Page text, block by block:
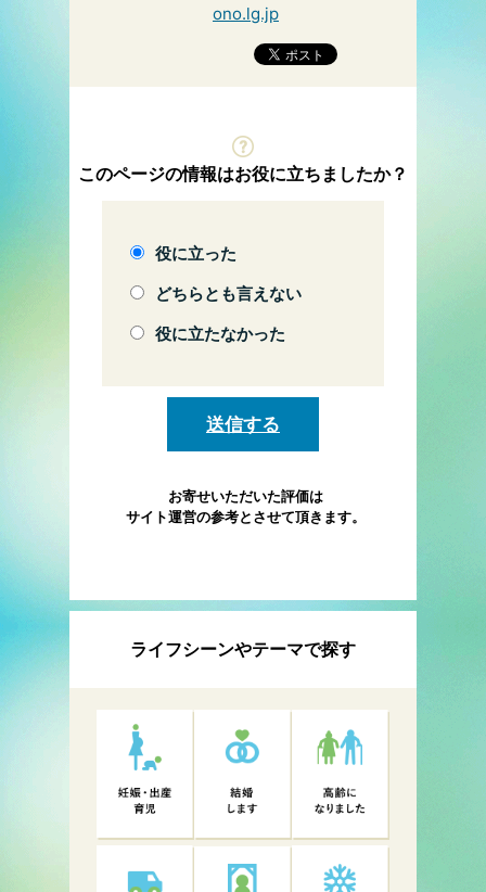
ono.lg.jp
このページの情報はお役に立ちましたか？
役に立った
どちらとも言えない
役に立たなかった
お寄せいただいた評価は
サイト運営の参考とさせて頂きます。
ライフシーンやテーマで探す